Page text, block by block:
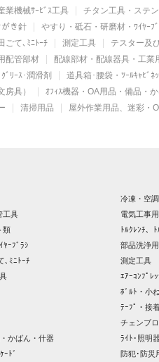
業機械ｻｰﾋﾞｽ工具
チタン工具・ステ
がき針
やすり・砥石・研磨材・ﾜｲﾔｰﾌ
ごて､ﾐﾆﾄｰﾁ
測定工具 テスター及
配管部材
配線部材・配線器具・工業
ﾞﾘｰｽ･潤滑剤
道具箱･腰袋・ﾂｰﾙｷｬﾋﾞﾈ
具）
ｵﾌｨｽ機器・OA用品・備品・
清掃用品 屋外作業用品、迷彩・
冷凍・空
工具
電気工事
類
ﾄﾙｸﾚﾝﾁ、
ﾔｰﾌﾞﾗｼ
部品洗浄
､ﾐﾆﾄｰﾁ
測定工具
ｴｱｰｺﾝﾌﾟﾚ
ﾎﾞﾙﾄ・小
ﾃｰﾌﾟ・接
チェンブ
かばん・什器
ﾗｲﾄ･照明
ｰﾄﾞ
防犯･防災